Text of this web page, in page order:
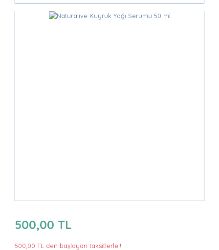
500,00 TL
500,00 TL den başlayan taksitlerle!!